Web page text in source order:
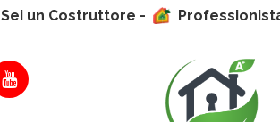
Sei un Costruttore -